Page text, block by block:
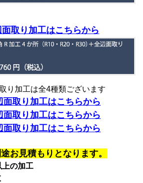
取り加工はこちらから
り加工は全4種類ございます
面取り加工はこちらから
面取り加工はこちらから
面取り加工はこちらから
お見積もりとなります。
上の加工